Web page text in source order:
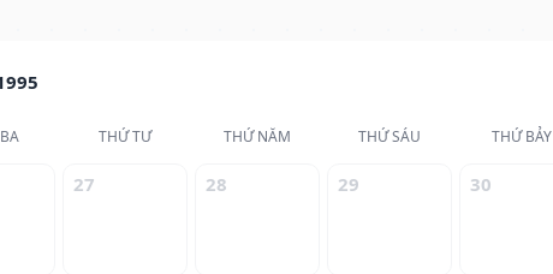
THỨ TƯ THỨ NĂM THỨ SÁU THỨ BẢY
27 28 29 30